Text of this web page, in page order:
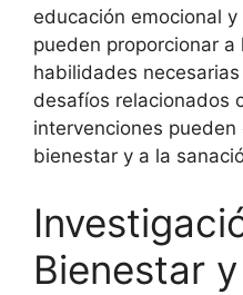
educación emocional
pueden proporcionar a
habilidades
desafíos relacionados
intervenciones
bienestar y a la
Bienestar